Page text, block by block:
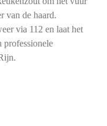
van de haard.
via 112 en laat het
professionele